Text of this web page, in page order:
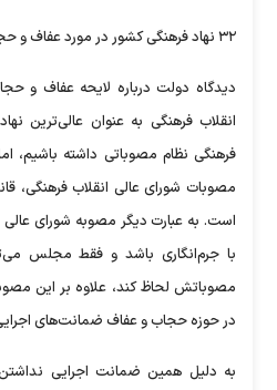
۳۲ نهاد فرهنگی کشور در مورد عفاف و حجاب ترک فعل کردند
دیدگاه دولت درباره لایحه عفاف و
انقلاب فرهنگی به عنوان عالی‌ترین
فرهنگی نظام مصوباتی داشته باشیم،
مصوبات شورای عالی انقلاب فرهنگی،
است. به عبارت دیگر مصوبه شورای عالی
با جرم‌انگاری باشد و فقط مجلس
مصوباتش لحاظ کند، علاوه بر این
در حوزه حجاب و عفاف ضمانت‌های اجرایی
به دلیل همین ضمانت اجرایی